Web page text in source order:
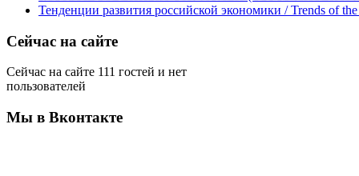
Тенденции развития российской экономики / Trends of
Сейчас на сайте
Сейчас на сайте 111 гостей и нет
пользователей
Мы в Вконтакте